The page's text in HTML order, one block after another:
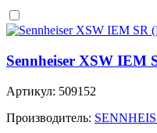
Sennheiser XSW IEM
Артикул: 509152
Производитель: